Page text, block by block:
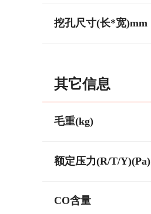
挖孔尺寸(长*宽)mm
其它信息
毛重(kg)
额定压力(R/T/Y)(Pa)
CO含量